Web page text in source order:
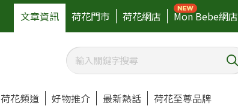
文章資訊 荷花門市 荷花網店 Mon Bebe網店
荷花頻道 好物推介 最新熱話 荷花至尊品牌